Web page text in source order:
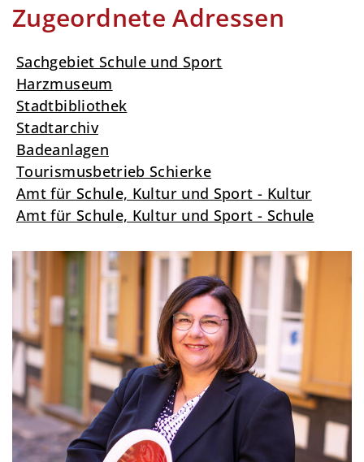
Zugeordnete Adressen
Sachgebiet Schule und Sport
Harzmuseum
Stadtbibliothek
Stadtarchiv
Badeanlagen
Tourismusbetrieb Schierke
Amt für Schule, Kultur und Sport - Kultur
Amt für Schule, Kultur und Sport - Schule